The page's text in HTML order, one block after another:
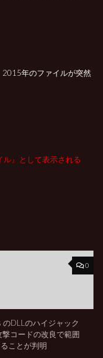
年のファイルが突然
』として表示される
0
のDLLのハイジャック
撃コードの改良で範囲
ことが判明